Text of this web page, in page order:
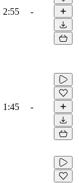
2:55 -
1:45 -